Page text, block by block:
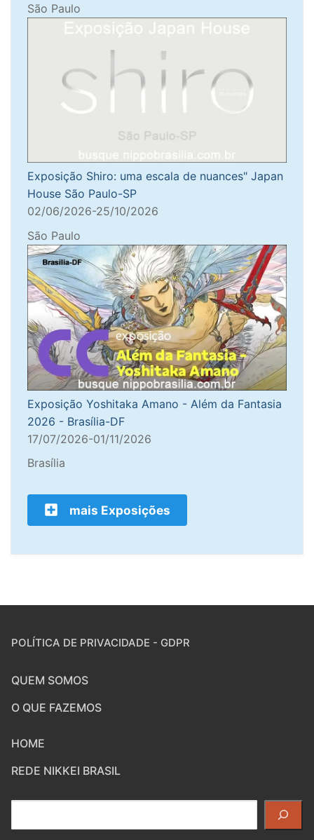
São Paulo
Exposição Shiro: uma escala de nuances" Japan
House São Paulo-SP
02/06/2026-25/10/2026
São Paulo
Exposição Yoshitaka Amano - Além da Fantasia
2026 - Brasília-DF
17/07/2026-01/11/2026
Brasília
mais Exposições
POLÍTICA DE PRIVACIDADE - GDPR
QUEM SOMOS
O QUE FAZEMOS
HOME
REDE NIKKEI BRASIL